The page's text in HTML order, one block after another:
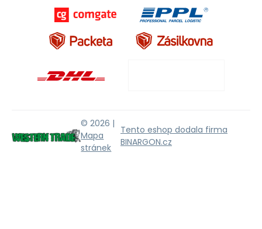
© 2026 |
Mapa
stránek
Tento eshop dodala firma
BINARGON.cz